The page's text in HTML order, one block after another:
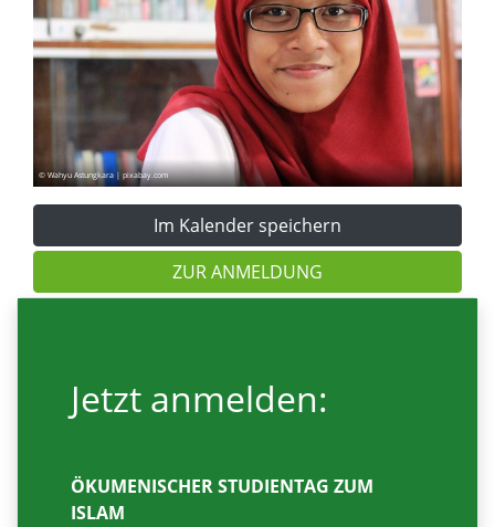
© Wahyu Astungkara | pixabay.com
Im Kalender speichern
ZUR ANMELDUNG
Jetzt anmelden:
ÖKUMENISCHER STUDIENTAG ZUM
ISLAM